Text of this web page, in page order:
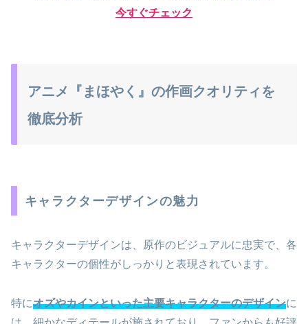
今すぐチェック
アニメ『まほやく』の作画クオリティを
徹底分析
キャラクターデザインの魅力
キャラクターデザインは、原作のビジュアルに忠実で、各
キャラクターの個性がしっかりと表現されています。
特にオズやカインといった主要キャラクターのデザインに